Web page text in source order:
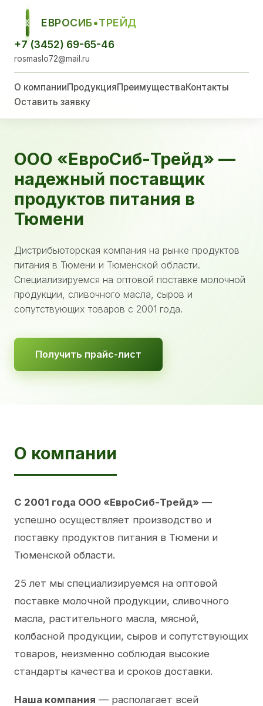
ЕСТ
ЕВРОСИБ•ТРЕЙД
+7 (3452) 69-65-46
rosmaslo72@mail.ru
О компанииПродукцияПреимуществаКонтакты
Оставить заявку
ООО «ЕвроСиб-Трейд» —
надежный поставщик
продуктов питания в
Тюмени
Дистрибьюторская компания на рынке продуктов
питания в Тюмени и Тюменской области.
Специализируемся на оптовой поставке молочной
продукции, сливочного масла, сыров и
сопутствующих товаров с 2001 года.
Получить прайс-лист
О компании
С 2001 года ООО «ЕвроСиб-Трейд» —
успешно осуществляет производство и
поставку продуктов питания в Тюмени и
Тюменской области.
25 лет мы специализируемся на оптовой
поставке молочной продукции, сливочного
масла, растительного масла, мясной,
колбасной продукции, сыров и сопутствующих
товаров, неизменно соблюдая высокие
стандарты качества и сроков доставки.
Наша компания — располагает всей